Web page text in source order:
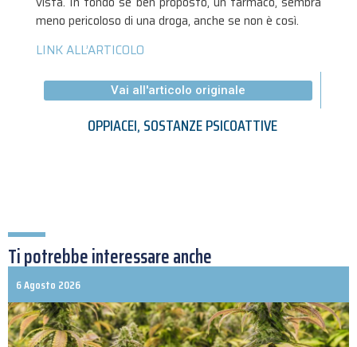
meno pericoloso di una droga, anche se non è così.
LINK ALL’ARTICOLO
Vai all'articolo originale
OPPIACEI,SOSTANZE PSICOATTIVE
Ti potrebbe interessare anche
6 Agosto 2026